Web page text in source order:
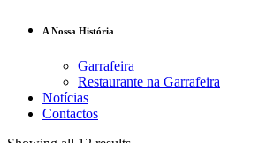
A Nossa História
Garrafeira
Restaurante na Garrafeira
Notícias
Contactos